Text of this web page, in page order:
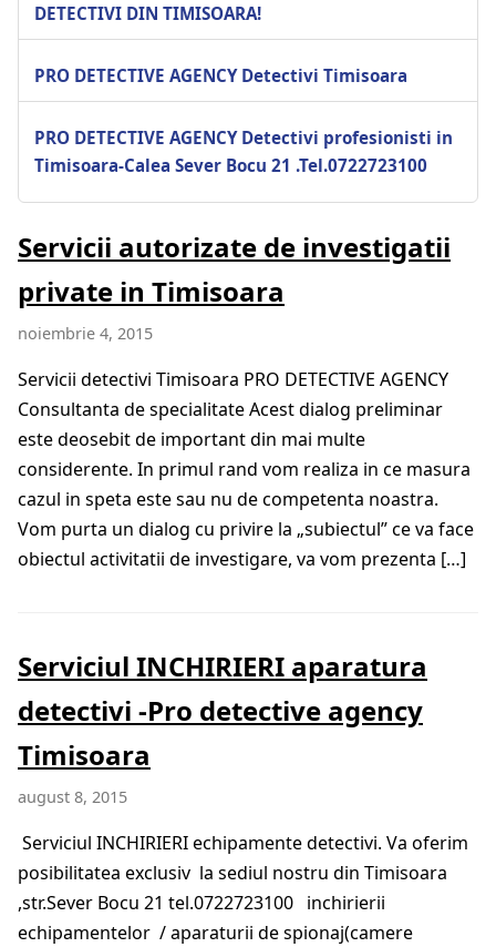
DETECTIVI DIN TIMISOARA!
PRO DETECTIVE AGENCY Detectivi Timisoara
PRO DETECTIVE AGENCY Detectivi profesionisti in
Timisoara-Calea Sever Bocu 21 .Tel.0722723100
Servicii autorizate de investigatii
private in Timisoara
noiembrie 4, 2015
Servicii detectivi Timisoara PRO DETECTIVE AGENCY
Consultanta de specialitate Acest dialog preliminar
este deosebit de important din mai multe
considerente. In primul rand vom realiza in ce masura
cazul in speta este sau nu de competenta noastra.
Vom purta un dialog cu privire la „subiectul” ce va face
obiectul activitatii de investigare, va vom prezenta […]
Serviciul INCHIRIERI aparatura
detectivi -Pro detective agency
Timisoara
august 8, 2015
Serviciul INCHIRIERI echipamente detectivi. Va oferim
posibilitatea exclusiv la sediul nostru din Timisoara
,str.Sever Bocu 21 tel.0722723100 inchirierii
echipamentelor / aparaturii de spionaj(camere